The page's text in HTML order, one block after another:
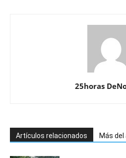
25horas
Artículos relacionados Más